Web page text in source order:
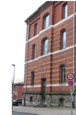
Abstimmung für